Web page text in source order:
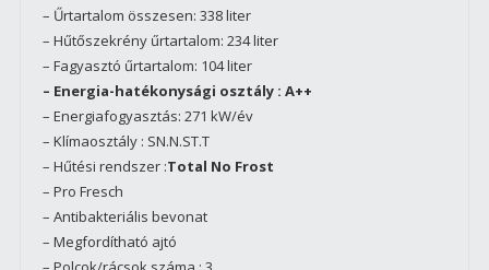
– Űrtartalom összesen: 338 liter
– Hűtőszekrény űrtartalom: 234 liter
– Fagyasztó űrtartalom: 104 liter
– Energia-hatékonysági osztály : A++
– Energiafogyasztás: 271 kW/év
– Klímaosztály : SN.N.ST.T
– Hűtési rendszer :Total No Frost
– Pro Fresch
– Antibakteriális bevonat
– Megfordítható ajtó